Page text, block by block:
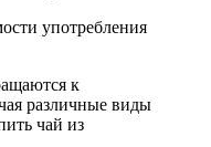
к
различные виды
чай из